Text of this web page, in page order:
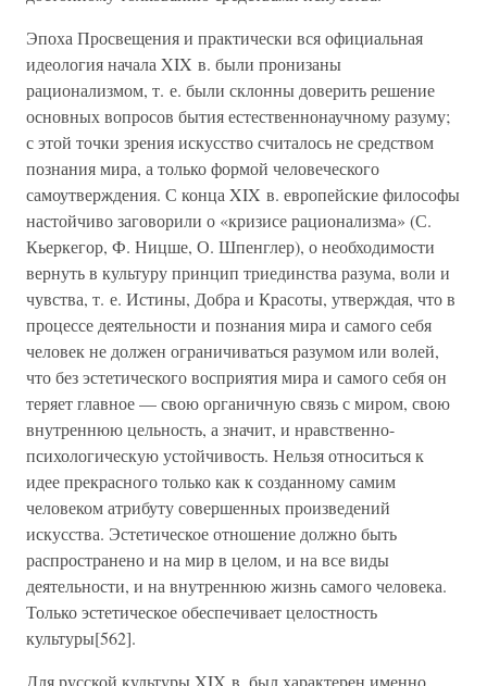
Эпоха Просвещения и практически вся официальная
идеология начала XIX в. были пронизаны
рационализмом, т. е. были склонны доверить решение
основных вопросов бытия естественнонаучному разуму;
с этой точки зрения искусство считалось не средством
познания мира, а только формой человеческого
самоутверждения. С конца XIX в. европейские философы
настойчиво заговорили о «кризисе рационализма» (С.
Кьеркегор, Ф. Ницше, О. Шпенглер), о необходимости
вернуть в культуру принцип триединства разума, воли и
чувства, т. е. Истины, Добра и Красоты, утверждая, что в
процессе деятельности и познания мира и самого себя
человек не должен ограничиваться разумом или волей,
что без эстетического восприятия мира и самого себя он
теряет главное — свою органичную связь с миром, свою
внутреннюю цельность, а значит, и нравственно-
психологическую устойчивость. Нельзя относиться к
идее прекрасного только как к созданному самим
человеком атрибуту совершенных произведений
искусства. Эстетическое отношение должно быть
распространено и на мир в целом, и на все виды
деятельности, и на внутреннюю жизнь самого человека.
Только эстетическое обеспечивает целостность
культуры[562].
Для русской культуры XIX в. был характерен именно